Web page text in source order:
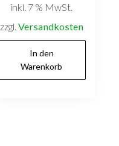
inkl. 7 % MwSt.
zzgl. Versandkosten
In den
Warenkorb